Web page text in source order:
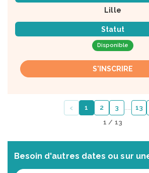
Lille
Statut
Disponible
S'INSCRIRE
‹ 1 2 3 …… 13
1 / 13
Besoin d'autres dates ou sur